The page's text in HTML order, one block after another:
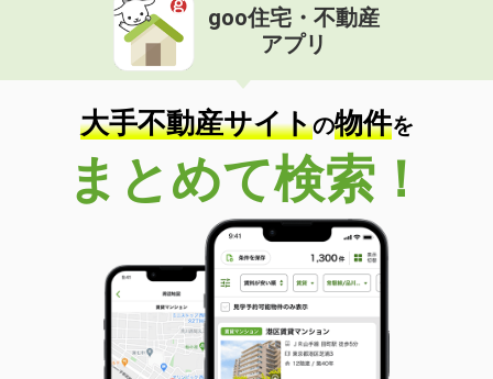
価 格
住 所
北海道滝川市黄金町西４丁目
専有面積 101m²
間取り
3LDK
北海道札幌市南区中ノ沢７丁目
価 格
5万円
北海道札幌市南区中ノ沢７丁目
23.18m²
間取り
1K
北海道旭川市東光六条３丁目
価 格
4万円
goo住宅・不動産
アプリ
大手不動産サイトの物件を
まとめて検索！